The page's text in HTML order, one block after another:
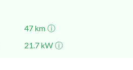
47 km ⓘ
21.7 kW ⓘ